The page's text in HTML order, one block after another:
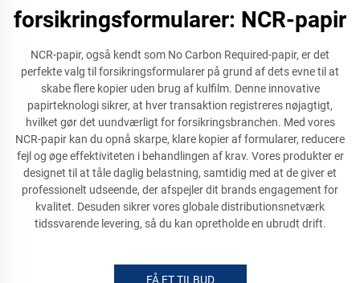
forsikringsformularer: NCR-papir
NCR-papir, også kendt som No Carbon Required-papir, er det
perfekte valg til forsikringsformularer på grund af dets evne til at
skabe flere kopier uden brug af kulfilm. Denne innovative
papirteknologi sikrer, at hver transaktion registreres nøjagtigt,
hvilket gør det uundværligt for forsikringsbranchen. Med vores
NCR-papir kan du opnå skarpe, klare kopier af formularer, reducere
fejl og øge effektiviteten i behandlingen af krav. Vores produkter er
designet til at tåle daglig belastning, samtidig med at de giver et
professionelt udseende, der afspejler dit brands engagement for
kvalitet. Desuden sikrer vores globale distributionsnetværk
tidssvarende levering, så du kan opretholde en ubrudt drift.
FÅ ET TILBUD